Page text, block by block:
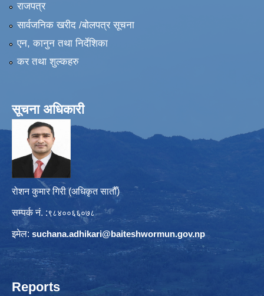
राजपत्र
सार्वजनिक खरीद /बोलपत्र सूचना
एन, कानुन तथा निर्देशिका
कर तथा शुल्कहरु
सूचना अधिकारी
रोशन कुमार गिरी (अधिकृत सातौँ)
सम्पर्क नं. :९८४००६६०७८
इमेल: suchana.adhikari@baiteshwormun.gov.np
Reports